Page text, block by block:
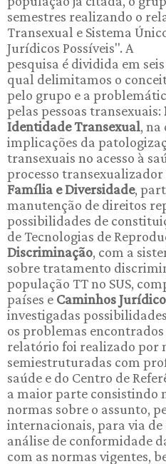
semestres realizando o
Transexual e Sistema
Jurídicos Possíveis". A
pesquisa é dividida em
qual delimitamos o
pelo grupo e a
pelas pessoas transexuais:
Identidade Transexual, na
implicações da
transexuais no acesso à
processo transexualizador
Família e Diversidade,
manutenção de direitos
possibilidades de
de Tecnologias de
Discriminação, com a
sobre tratamento
população TT no SUS,
países e Caminhos
investigadas
os problemas
relatório foi realizado por
semiestruturadas com
saúde e do Centro de
a maior parte consistindo
normas sobre o assunto,
internacionais, para via de
análise de conformidade
com as normas vigentes,